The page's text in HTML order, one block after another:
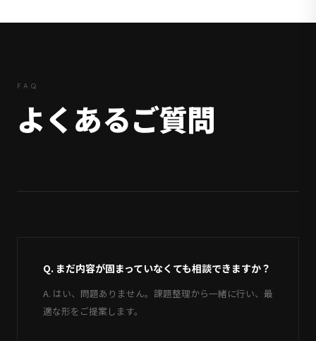
FAQ
よくあるご質問
Q. まだ内容が固まっていなくても相談できますか？
A. はい、問題ありません。課題整理から一緒に行い、最
適な形をご提案します。